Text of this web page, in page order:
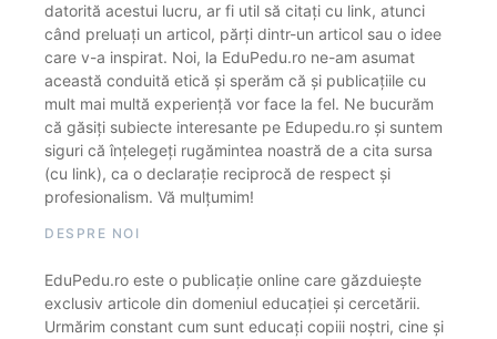
datorită acestui lucru, ar fi util să citați cu link, atunci
când preluați un articol, părți dintr-un articol sau o idee
care v-a inspirat. Noi, la EduPedu.ro ne-am asumat
această conduită etică și sperăm că și publicațiile cu
mult mai multă experiență vor face la fel. Ne bucurăm
că găsiți subiecte interesante pe Edupedu.ro și suntem
siguri că înțelegeți rugămintea noastră de a cita sursa
(cu link), ca o declarație reciprocă de respect și
profesionalism. Vă mulțumim!
DESPRE NOI
EduPedu.ro este o publicație online care găzduiește
exclusiv articole din domeniul educației și cercetării.
Urmărim constant cum sunt educați copiii noștri, cine și